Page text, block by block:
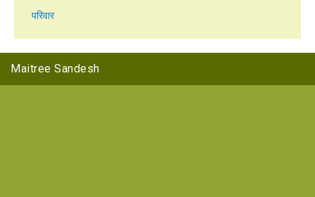
परिवार
Maitree Sandesh